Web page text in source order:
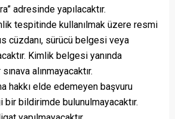
adresinde yapılacaktır.
tespitinde kullanılmak üzere resmi
cüzdanı, sürücü belgesi veya
Kimlik belgesi yanında
alınmayacaktır.
hakkı elde edemeyen başvuru
bir bildirimde bulunulmayacaktır.